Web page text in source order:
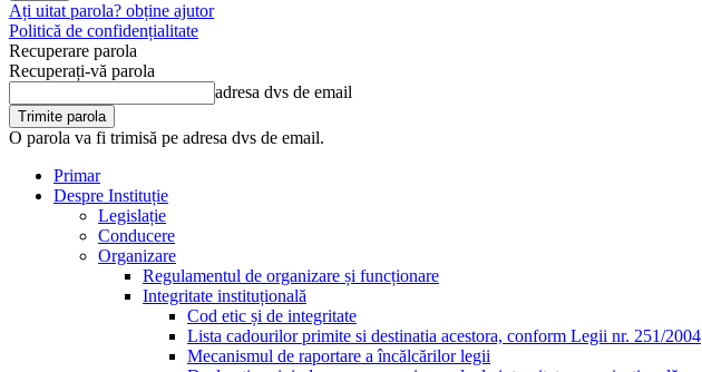
Ați uitat parola? obține ajutor
Politică de confidențialitate
Recuperare parola
Recuperați-vă parola
adresa dvs de email
O parola va fi trimisă pe adresa dvs de email.
Primar
Despre Instituție
Legislație
Conducere
Organizare
Regulamentul de organizare și funcționare
Integritate instituțională
Cod etic și de integritate
Lista cadourilor primite si destinatia acestora, conform Legii nr. 251/2004
Mecanismul de raportare a încălcărilor legii